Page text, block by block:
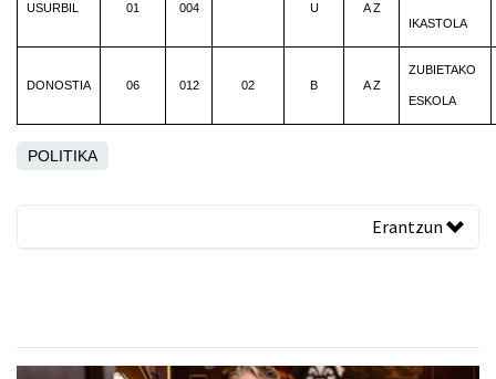
USURBIL 01 004 U
A Z
IKASTOLA
DONOSTIA 06 012 02 B A Z
ZUBIETAKO
ESKOLA
POLITIKA
Erantzun